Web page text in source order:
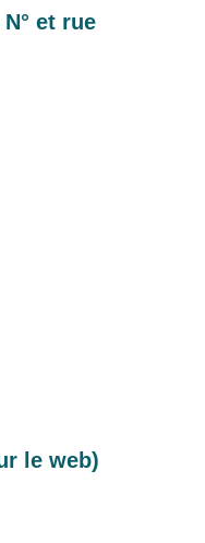
et rue
le web)